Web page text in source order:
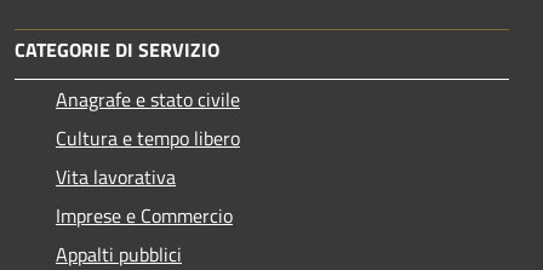
CATEGORIE DI SERVIZIO
Anagrafe e stato civile
Cultura e tempo libero
Vita lavorativa
Imprese e Commercio
Appalti pubblici